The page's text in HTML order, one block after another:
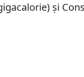
și